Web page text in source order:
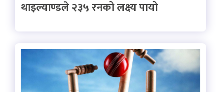
थाइल्याण्डले २३५ रनको लक्ष्य पायो